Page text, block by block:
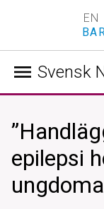
EN
Svensk
menu
epilepsi